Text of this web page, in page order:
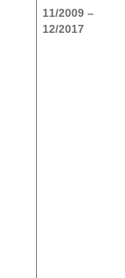
11/2009 –
12/2017